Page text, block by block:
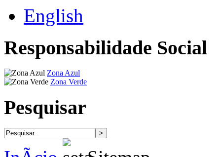
English
Responsabilidade Social
Zona Azul
Zona Verde
Pesquisar